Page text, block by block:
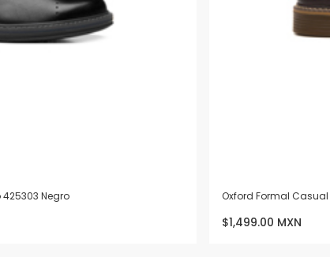
Negro Oxford Formal Casual
$1,499.00 MXN